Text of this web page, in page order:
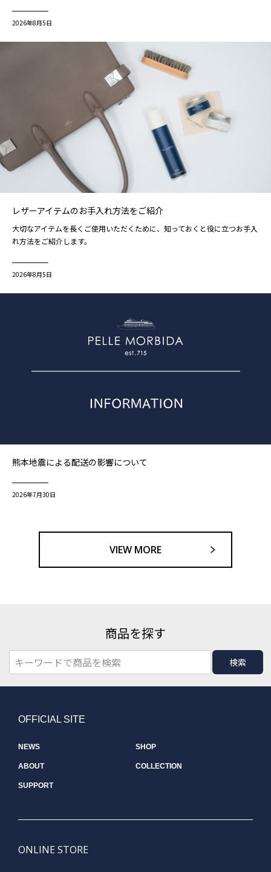
2026年8月5日
レザーアイテムのお手入れ方法をご紹介
大切なアイテムを長くご使用いただくために、知っておくと役に立つお手入
れ方法をご紹介します。
2026年8月5日
熊本地震による配送の影響について
2026年7月30日
VIEW MORE
商品を探す
検索
OFFICIAL SITE
NEWS SHOP
ABOUT COLLECTION
SUPPORT
ONLINE STORE